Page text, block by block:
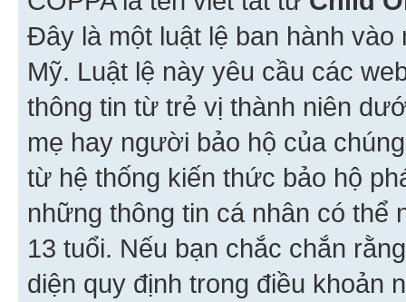
Đây là một luật lệ ban hành
Mỹ. Luật lệ này yêu cầu các
thông tin từ trẻ vị thành niên
mẹ hay người bảo hộ của
từ hệ thống kiến thức bảo hộ
những thông tin cá nhân có thể
13 tuổi. Nếu bạn chắc chắn
diện quy định trong điều khoản